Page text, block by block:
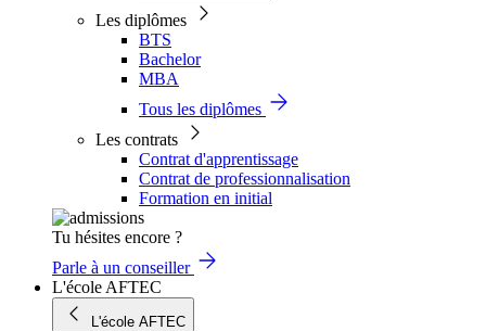
Les diplômes
BTS
Bachelor
MBA
Tous les diplômes
Les contrats
Contrat d'apprentissage
Contrat de professionnalisation
Formation en initial
Tu hésites encore ?
Parle à un conseiller
L'école AFTEC
L'école AFTEC